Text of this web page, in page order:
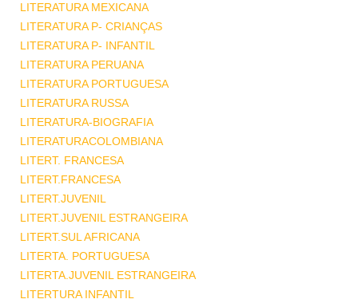
LITERATURA MEXICANA
LITERATURA P- CRIANÇAS
LITERATURA P- INFANTIL
LITERATURA PERUANA
LITERATURA PORTUGUESA
LITERATURA RUSSA
LITERATURA-BIOGRAFIA
LITERATURACOLOMBIANA
LITERT. FRANCESA
LITERT.FRANCESA
LITERT.JUVENIL
LITERT.JUVENIL ESTRANGEIRA
LITERT.SUL AFRICANA
LITERTA. PORTUGUESA
LITERTA.JUVENIL ESTRANGEIRA
LITERTURA INFANTIL